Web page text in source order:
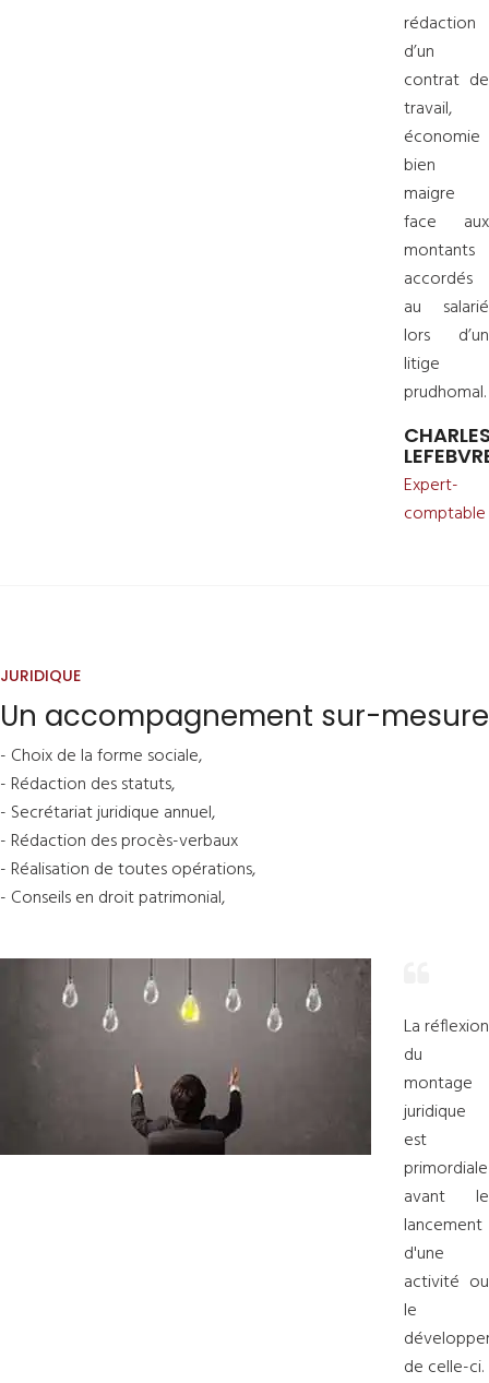
rédaction
d’un
contrat de
travail,
économie
bien
maigre
face aux
montants
accordés
au salarié
lors d’un
litige
prudhomal.
Expert-
comptable
JURIDIQUE
Un accompagnement sur-mesure
- Choix de la forme sociale,
- Rédaction des statuts,
- Secrétariat juridique annuel,
- Rédaction des procès-verbaux
- Réalisation de toutes opérations,
- Conseils en droit patrimonial,
La réflexion
du
montage
juridique
est
primordiale
avant le
lancement
d'une
activité ou
le
de celle-ci.